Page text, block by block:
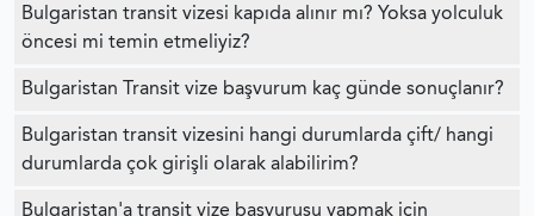
BULGARISTAN EVLILIK VIZESI
BULGARISTAN DIĞER VIZE TÜRLERI
BULGARISTAN ÇALIŞMA ŞARTLARI
Bulgaristan transit vizesi kapıda alınır mı? Yoksa yolculuk
öncesi mi temin etmeliyiz?
Bulgaristan Transit vize başvurum kaç günde sonuçlanır?
Bulgaristan transit vizesini hangi durumlarda çift/ hangi
durumlarda çok girişli olarak alabilirim?
Bulgaristan'a transit vize başvurusu yapmak için